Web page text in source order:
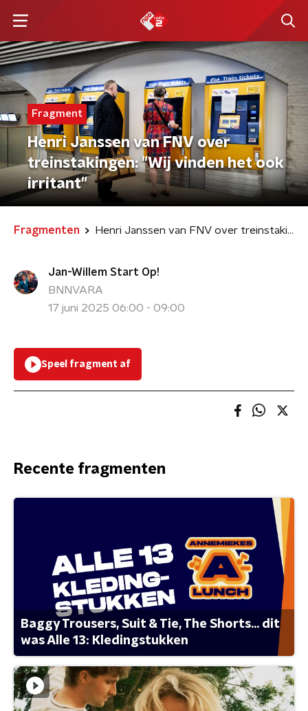
Fragment
Henri Janssen van FNV over
treinstakingen: "Wij vinden het ook
irritant"
Fragmenten Henri Janssen van FNV over treinstakingen: "Wij vinden het ook irritant"
Jan-Willem Start Op!
BNNVARA
17 juni 2025 06:00 - 09:00
Speel fragment af
Recente fragmenten
Baggy Trousers, Suit & Tie, The Shorts... dit
was Alle 13: Kledingstukken